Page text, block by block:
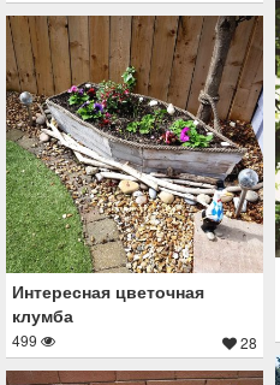
Интересная цветочная
клумба
499 28